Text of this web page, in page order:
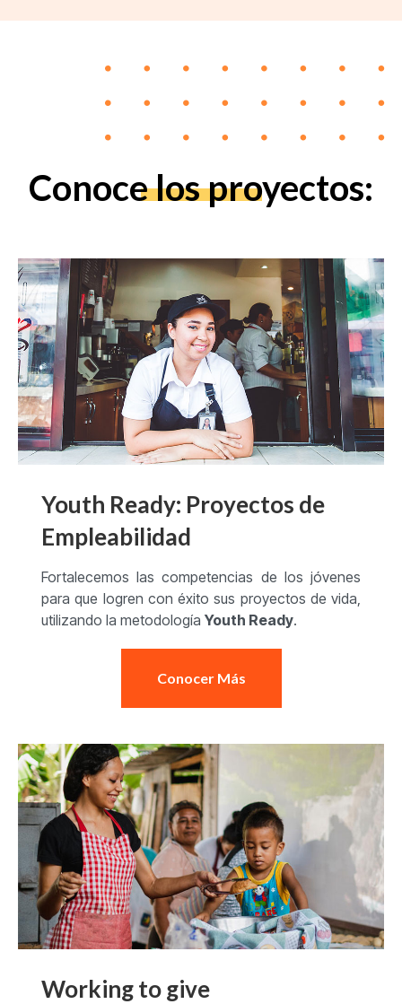
Conoce los proyectos:
Youth Ready: Proyectos de
Empleabilidad
Fortalecemos las competencias de los jóvenes
para que logren con éxito sus proyectos de vida,
utilizando la metodología Youth Ready.
Conocer Más
Working to give